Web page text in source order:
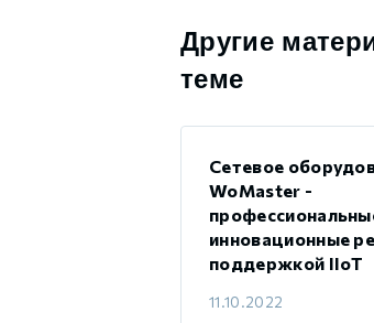
Другие
теме
Сетевое
WoMaster -
инновационные
поддержкой IIoT
11.10.2022